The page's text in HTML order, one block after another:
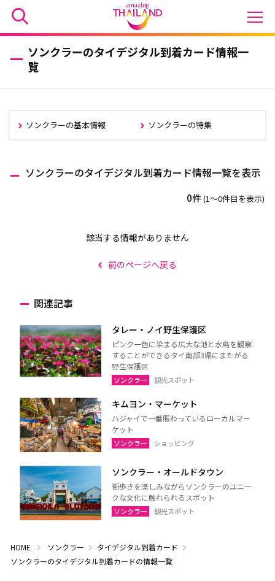
ソンクラーのタイデジタル到着カード情報一
覧
ソンクラーの基本情報 ソンクラーの特集
ソンクラーのタイデジタル到着カード情報一覧を表示
0件(1〜0件目を表示)
該当する情報がありません
前のページへ戻る
関連記事
タレー・ノイ野生保護区
ピンク一色に染まる広大な池と水鳥を観察
することができるタイ南部3県にまたがる
野生保護区
ソンクラー 観光スポット
キムヨン・マーケット
ハジャイで一番賑わっているローカルマー
ケット
ソンクラー ショッピング
ソンクラー・オールドタウン
街歩きを楽しみながらソンクラーのユニー
クな文化に触れられるスポット
ソンクラー 観光スポット
HOME ソンクラー
タイデジタル到着カード
ソンクラーのタイデジタル到着カードの情報一覧